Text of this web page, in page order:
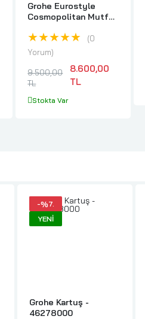
Grohe Eurostyle
Cosmopolitan Mutfak
★★★★★
0
Yorum
9.500,00
TL
8.600,00
TL
Stokta Var
-%7.
YENI
Grohe Kartuş -
46278000